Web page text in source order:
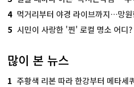
4 먹거리부터 야경 라이브까지…망
5 시민이 사랑한 '찐' 로컬 명소 어디? '
많이 본 뉴스
1 주황색 리본 따라 한강부터 메타세쿼이아